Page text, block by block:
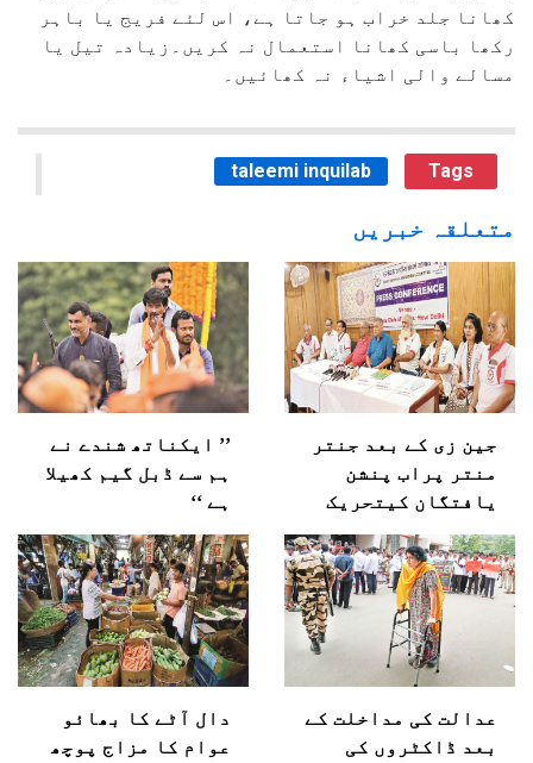
کھانا جلد خراب ہو جاتا ہے، اس لئے فریج یا باہر
رکھا باسی کھانا استعمال نہ کریں۔زیادہ تیل یا
مسالے والی اشیاء نہ کھائیں۔
taleemi inquilab Tags
متعلقہ خبریں
جین زی کے بعد جنتر
منتر پراب پنشن
یافتگان کیتحریک
’’ ایکناتھ شندے نے
ہم سے ڈبل گیم کھیلا
ہے ‘‘
عدالت کی مداخلت کے
بعد ڈاکٹروں کی
دال آٹے کا بھائو
عوام کا مزاج پوچھ